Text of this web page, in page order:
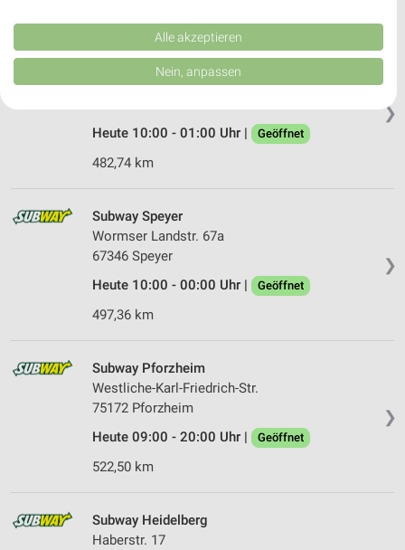
❯
Subway Sinsheim
Neulandstrasse 24
Heute 10:00 - 01:00 Uhr |
Geöffnet
482,74 km
❯
Subway Speyer
Wormser Landstr. 67a
67346 Speyer
Heute 10:00 - 00:00 Uhr |
Geöffnet
497,36 km
❯
Subway Pforzheim
Westliche-Karl-Friedrich-Str.
75172 Pforzheim
Heute 09:00 - 20:00 Uhr |
Geöffnet
522,50 km
Subway Heidelberg
Haberstr. 17
Kombinationen von Daten aus verschiedenen Quellen. Entwicklung und
Verbesserung der Angebote. Verwendung reduzierter Daten zur Auswahl
von Inhalten.
Daten können außerhalb der Europäischen Union weitergegeben und in die
Website/App.
Partnerliste anzeigen (1 IAB-Anbieter)
Wir nutzen Ihre Daten für folgende Zwecke:
Speichern von oder Zugriff auf Informationen
auf einem Endgerät
Verwendung reduzierter Daten zur Auswahl von
Werbeanzeigen
Erstellung von Profilen für personalisierte
Verwendung von Profilen zur Auswahl
personalisierter Werbung
von Inhalten
Verwendung von Profilen zur Auswahl
Messung der Werbeleistung
Alle akzeptieren
Nein, anpassen